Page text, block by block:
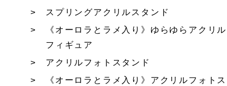
スプリングアクリルスタンド
《オーロラとラメ入り》ゆらゆらアクリル
フィギュア
アクリルフォトスタンド
《オーロラとラメ入り》アクリルフォトス